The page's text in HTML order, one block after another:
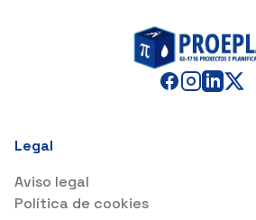
Legal
Aviso legal
Política de cookies